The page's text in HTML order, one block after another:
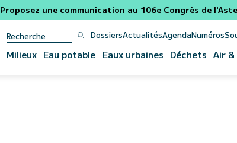
Proposez une communication au 106e Congrès de
DossiersActualitésAgendaNuméros
Milieux Eau potable Eaux urbaines Déchets Air &